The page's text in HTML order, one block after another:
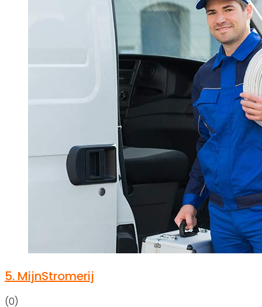
5. MijnStromerij
(0)